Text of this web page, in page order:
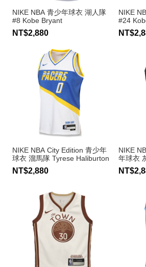
NIKE NBA 青少年球衣 湖人隊
#8 Kobe Bryant
NT$2,880
NIKE
#24
NIKE NBA City Edition 青少年
球衣 溜馬隊 Tyrese Haliburton
NT$2,880
NIKE
年球衣
Edwards